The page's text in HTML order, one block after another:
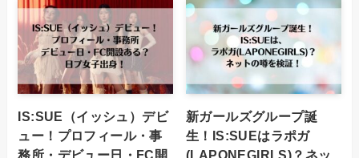
IS:SUE（イッシュ）デビ
ュー！プロフィール・事
務所・デビュー日・FC開
新ガールズグループ誕
生！IS:SUEはラポガ
(LAPONEGIRLS)？ネッ